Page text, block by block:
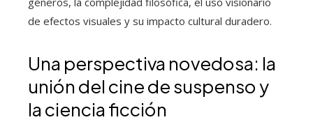
de efectos visuales y su impacto cultural duradero.
Una perspectiva novedosa: la
unión del cine de suspenso y
la ciencia ficción